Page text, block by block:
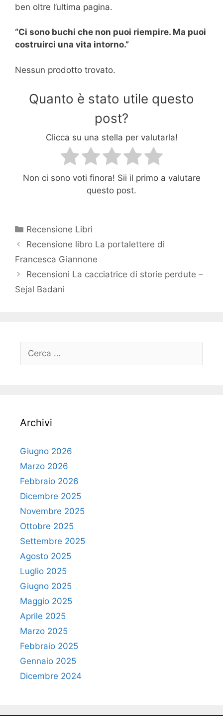
ben oltre l’ultima pagina.
“Ci sono buchi che non puoi riempire. Ma puoi
costruirci una vita intorno.”
Nessun prodotto trovato.
Quanto è stato utile questo
post?
Clicca su una stella per valutarla!
Non ci sono voti finora! Sii il primo a valutare
questo post.
Categorie
Recensione Libri
Recensione libro La portalettere di
Francesca Giannone
Recensioni La cacciatrice di storie perdute –
Sejal Badani
Ricerca
Archivi
Giugno 2026
Marzo 2026
Febbraio 2026
Dicembre 2025
Novembre 2025
Ottobre 2025
Settembre 2025
Agosto 2025
Luglio 2025
Giugno 2025
Maggio 2025
Aprile 2025
Marzo 2025
Febbraio 2025
Gennaio 2025
Dicembre 2024